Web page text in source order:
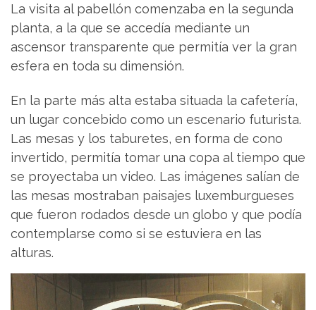
La visita al pabellón comenzaba en la segunda
planta, a la que se accedía mediante un
ascensor transparente que permitía ver la gran
esfera en toda su dimensión.
En la parte más alta estaba situada la cafetería,
un lugar concebido como un escenario futurista.
Las mesas y los taburetes, en forma de cono
invertido, permitía tomar una copa al tiempo que
se proyectaba un video. Las imágenes salían de
las mesas mostraban paisajes luxemburgueses
que fueron rodados desde un globo y que podía
contemplarse como si se estuviera en las
alturas.